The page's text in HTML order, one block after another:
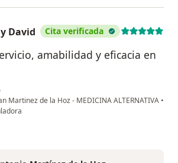
David Cita verificada
amabilidad y eficacia en
Martinez de la Hoz - MEDICINA ALTERNATIVA •
Rosa Marleny David